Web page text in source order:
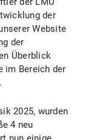
der
Website
der
Überblick
im Bereich der
2025, wurden
4 neu